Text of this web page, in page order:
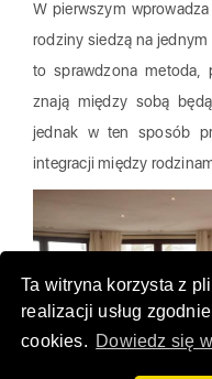
Ta witryna korzysta z
realizacji usług
cookies. Dowiedz się
W pierwszym
rodziny siedzą na
to sprawdzona metoda,
znają między sobą
jednak w ten sposób
integracji między